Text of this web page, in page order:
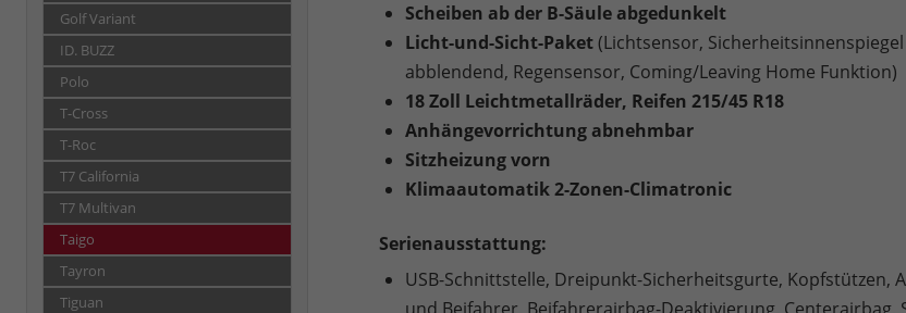
Scheiben ab der B-Säule abgedunkelt
Licht-und-Sicht-Paket(Lichtsensor,
abblendend, Regensensor, Coming/Leaving Home Funktion)
18 Zoll Leichtmetallräder, Reifen 215/45 R18
Anhängevorrichtung abnehmbar
Sitzheizung vorn
Klimaautomatik 2-Zonen-Climatronic
Serienausstattung:
USB-Schnittstelle, Dreipunkt-Sicherheitsgurte, Kopfstützen,
Golf Variant
ID. BUZZ
Polo
T-Cross
T-Roc
T7 California
T7 Multivan
Taigo
Tayron
Tiguan